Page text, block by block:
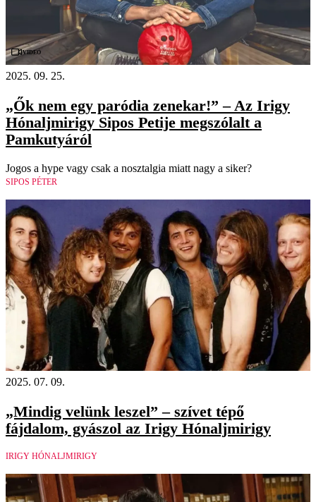
Videó
2025. 09. 25.
„Ők nem egy paródia zenekar!” – Az Irigy
Hónaljmirigy Sipos Petije megszólalt a
Pamkutyáról
Jogos a hype vagy csak a nosztalgia miatt nagy a siker?
SIPOS PÉTER
2025. 07. 09.
„Mindig velünk leszel” – szívet tépő
fájdalom, gyászol az Irigy Hónaljmirigy
IRIGY HÓNALJMIRIGY